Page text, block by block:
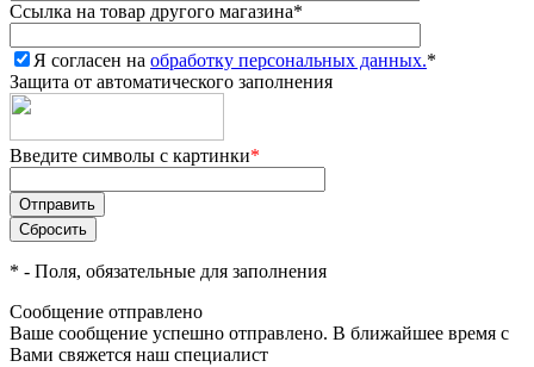
Ссылка на товар другого магазина*
Я согласен на обработку персональных данных.*
Защита от автоматического заполнения
Введите символы с картинки*
* - Поля, обязательные для заполнения
Сообщение отправлено
Ваше сообщение успешно отправлено. В ближайшее время с
Вами свяжется наш специалист